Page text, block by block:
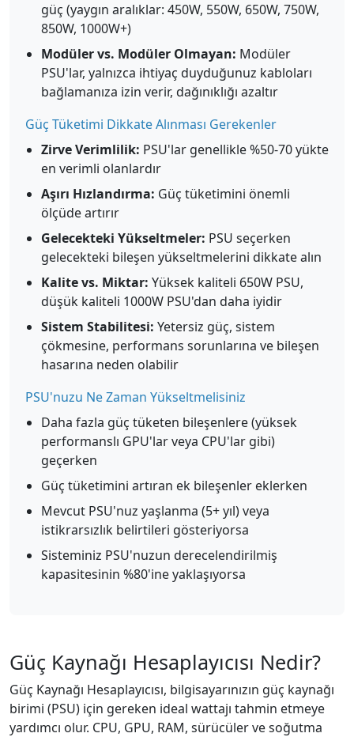
güç (yaygın aralıklar: 450W, 550W, 650W, 750W,
850W, 1000W+)
Modüler vs. Modüler Olmayan: Modüler
PSU'lar, yalnızca ihtiyaç duyduğunuz kabloları
bağlamanıza izin verir, dağınıklığı azaltır
Güç Tüketimi Dikkate Alınması Gerekenler
Zirve Verimlilik: PSU'lar genellikle %50-70 yükte
en verimli olanlardır
Aşırı Hızlandırma: Güç tüketimini önemli
ölçüde artırır
Gelecekteki Yükseltmeler: PSU seçerken
gelecekteki bileşen yükseltmelerini dikkate alın
Kalite vs. Miktar: Yüksek kaliteli 650W PSU,
düşük kaliteli 1000W PSU'dan daha iyidir
Sistem Stabilitesi: Yetersiz güç, sistem
çökmesine, performans sorunlarına ve bileşen
hasarına neden olabilir
PSU'nuzu Ne Zaman Yükseltmelisiniz
Daha fazla güç tüketen bileşenlere (yüksek
performanslı GPU'lar veya CPU'lar gibi)
geçerken
Güç tüketimini artıran ek bileşenler eklerken
Mevcut PSU'nuz yaşlanma (5+ yıl) veya
istikrarsızlık belirtileri gösteriyorsa
Sisteminiz PSU'nuzun derecelendirilmiş
kapasitesinin %80'ine yaklaşıyorsa
Güç Kaynağı Hesaplayıcısı Nedir?
Güç Kaynağı Hesaplayıcısı, bilgisayarınızın güç kaynağı
birimi (PSU) için gereken ideal wattajı tahmin etmeye
yardımcı olur. CPU, GPU, RAM, sürücüler ve soğutma